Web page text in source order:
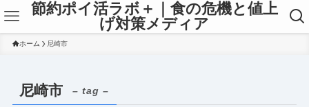
節約ポイ活ラボ＋｜食の危機と値上
げ対策メディア
ホーム 尼崎市
尼崎市 – tag –